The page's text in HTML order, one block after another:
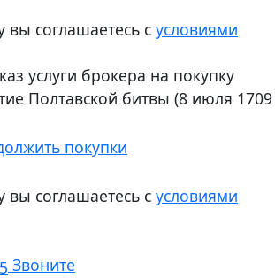
соглашаетесь с условиями
услуги брокера на покупку
Полтавской битвы (8 июля 1709
покупки
соглашаетесь с условиями
Звоните